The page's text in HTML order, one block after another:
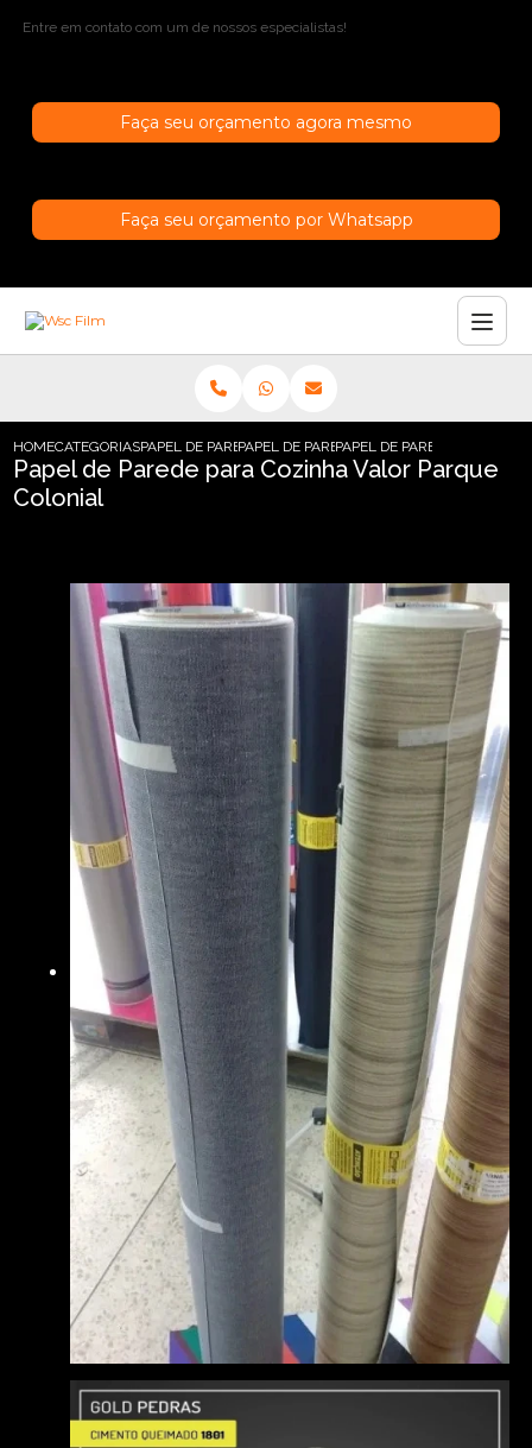
Entre em contato com um de nossos especialistas!
Faça seu orçamento agora mesmo
Faça seu orçamento por Whatsapp
HOMECATEGORIASPAPEL DE PAREDEPAPEL DE PAREDE INFANTIL
PAPEL DE PAREDE PARA
Papel de Parede para Cozinha Valor Parque
Colonial